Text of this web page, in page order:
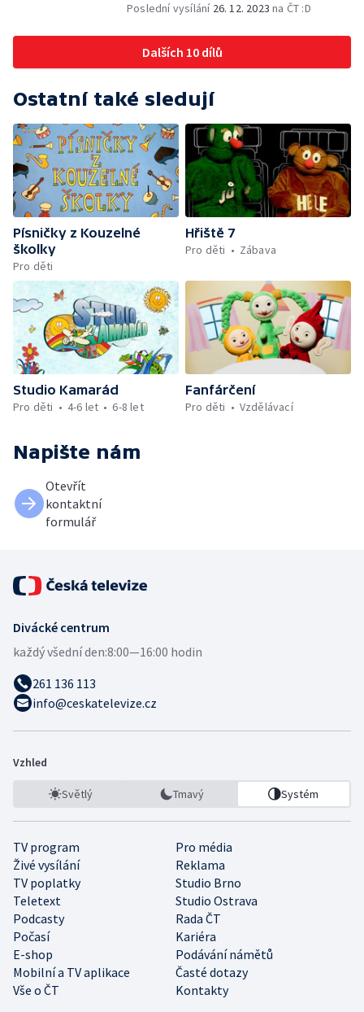
Poslední vysílání 26. 12. 2023 na ČT :D
Dalších 10 dílů
Ostatní také sledují
Písničky z Kouzelné
školky
Pro děti
Hřiště 7
Pro děti
Zábava
Studio Kamarád
Pro děti
4-6 let 6-8 let
Fanfárčení
Pro děti
Vzdělávací
Napište nám
Otevřít
kontaktní
formulář
Divácké centrum
každý všední den:8:00—16:00 hodin
261 136 113
info@ceskatelevize.cz
Vzhled
Světlý Tmavý Systém
TV program
Pro média
Živé vysílání
Reklama
TV poplatky
Studio Brno
Teletext
Studio Ostrava
Podcasty
Rada ČT
Počasí
Kariéra
E-shop
Podávání námětů
Mobilní a TV aplikace
Časté dotazy
Vše o ČT
Kontakty